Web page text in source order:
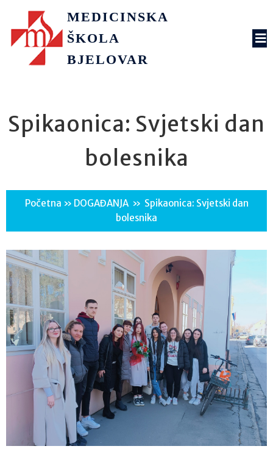
MEDICINSKA
ŠKOLA
BJELOVAR
Spikaonica: Svjetski dan
bolesnika
Početna » DOGAĐANJA » Spikaonica: Svjetski dan
bolesnika